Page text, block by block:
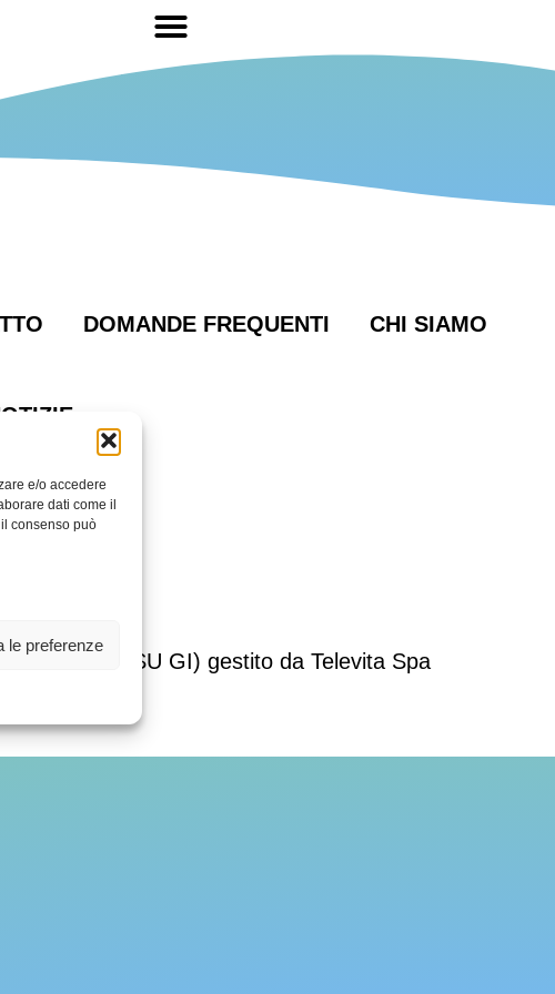
e/o accedere
dati come il
consenso può
le preferenze
DOMANDE FREQUENTI CHI SIAMO
Isontina (ASU GI) gestito da Televita Spa